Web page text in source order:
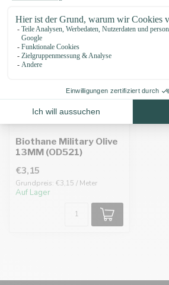
Biothane Military Olive
13MM (OD521)
€3,15
Grundpreis: €3,15 / Meter
Auf Lager